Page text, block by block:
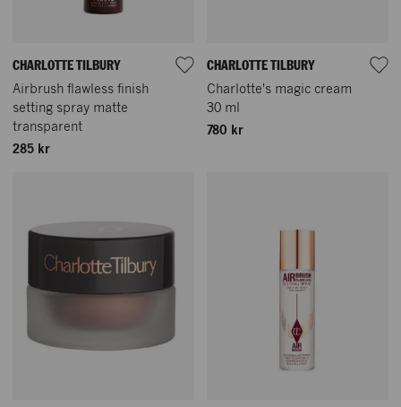
CHARLOTTE TILBURY
Airbrush flawless finish
setting spray matte
transparent
285 kr
CHARLOTTE TILBURY
Charlotte's magic cream
30 ml
780 kr